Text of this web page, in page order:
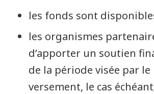
les fonds sont
les organismes
d’apporter un soutien
de la période visée par
versement, le cas